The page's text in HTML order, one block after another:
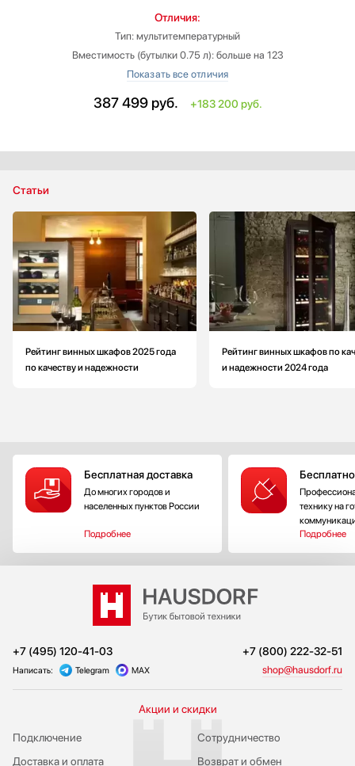
Отличия:
Тип: мультитемпературный
Вместимость (бутылки 0.75 л): больше на 123
Количество камер: 1
Глубина: больше на 5 см
387 499 руб. +183 200 руб.
Статьи
Рейтинг винных шкафов 2025 года
по качеству и надежности
Рейтинг винных шкафов по
и надежности 2024 года
Бесплатная доставка
До многих городов и
населенных пунктов России
Подробнее
технику на
Подробнее
+7 (495) 120-41-03 +7 (800) 222-32-51
Написать: Telegram MAX shop@hausdorf.ru
Акции и скидки
Подключение
Доставка и оплата
Сотрудничество
Возврат и обмен